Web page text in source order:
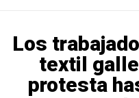
Los
textil
protesta